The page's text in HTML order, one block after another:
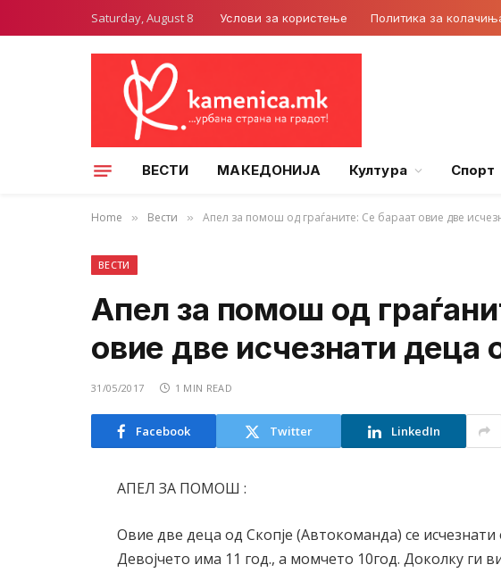
Saturday, August 8 Услови за користење Политика за
ВЕСТИ МАКЕДОНИЈА Култура Спорт
Home » Вести » Апел за помош од граѓаните: Се бараат овие две
ВЕСТИ
Апел за помош од
овие две исчезнати деца
31/05/2017 1 MIN READ
Facebook Twitter LinkedIn
АПЕЛ ЗА ПОМОШ :
Овие две деца од Скопје (Автокоманда) се исчезнати
Девојчето има 11 год., а момчето 10год. Доколку ги